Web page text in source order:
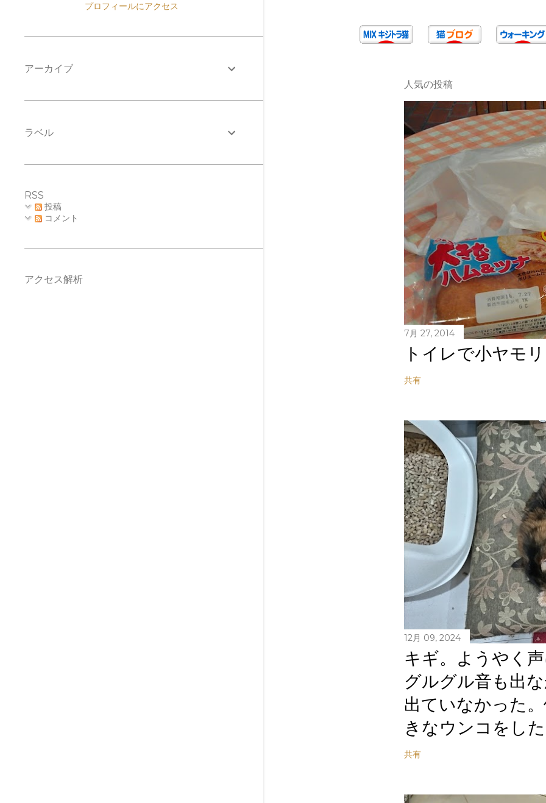
人気の投稿
7月 27, 2014
トイレで小ヤモ
共有
12月 09, 2024
キギ。ようやく
グルグル音も出
出ていなかった
きなウンコをし
共有
プロフィールにアクセス
アーカイブ
ラベル
RSS
投稿
コメント
アクセス解析